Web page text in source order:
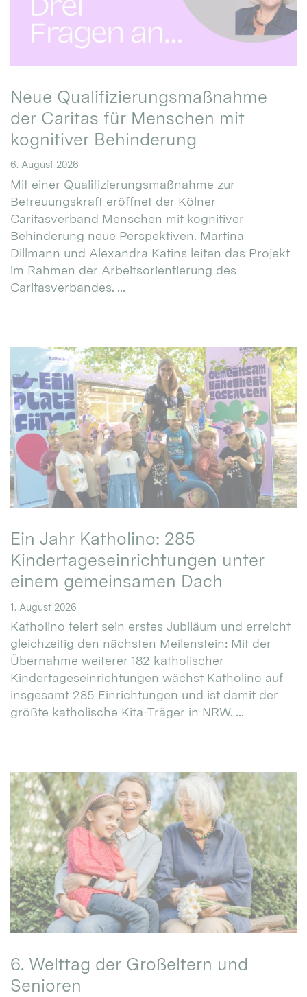
Neue Qualifizierungsmaßnahme
der Caritas für Menschen mit
kognitiver Behinderung
6. August 2026
Mit einer Qualifizierungsmaßnahme zur
Betreuungskraft eröffnet der Kölner
Caritasverband Menschen mit kognitiver
Behinderung neue Perspektiven. Martina
Dillmann und Alexandra Katins leiten das Projekt
im Rahmen der Arbeitsorientierung des
Caritasverbandes. ...
Ein Jahr Katholino: 285
Kindertageseinrichtungen unter
einem gemeinsamen Dach
1. August 2026
Katholino feiert sein erstes Jubiläum und erreicht
gleichzeitig den nächsten Meilenstein: Mit der
Übernahme weiterer 182 katholischer
Kindertageseinrichtungen wächst Katholino auf
insgesamt 285 Einrichtungen und ist damit der
größte katholische Kita-Träger in NRW. ...
6. Welttag der Großeltern und
Senioren